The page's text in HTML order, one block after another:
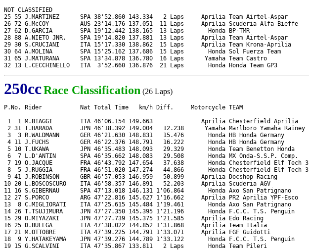
NOT CLASSIFIED
25 55 J.MARTINEZ      SPA 38'52.860 143.334   2 Laps     Aprilia Team Airtel-Aspar
26 72 G.McCOY         AUS 23'14.176 137.051  11 Laps     Aprilia Scuderia Alfa Bieffe
27 62 D.GARCIA        SPA 19'12.442 138.165  13 Laps       Honda BP-TMR
28 88 A.NIETO JNR.    SPA 19'14.820 137.881  13 Laps     Aprilia Team Airtel-Aspar
29 30 S.CRUCIANI      ITA 15'17.330 138.862  15 Laps     Aprilia Team Krona-Aprilia
30 64 A.MOLINA        SPA 15'25.162 137.686  15 Laps       Honda Sol Fuerza Team
31 65 J.MATURANA      SPA 13'34.878 136.780  16 Laps      Yamaha Team Castro
32 13 L.CECCHINELLO   ITA  3'52.660 136.876  21 Laps       Honda Honda Team GP3
250ccRace Classification (26 Laps)
P.No. Rider           Nat Total Time   km/h Diff.     Motorcycle TEAM
1  1 M.BIAGGI        ITA 46'06.154 149.663              Aprilia Chesterfield Aprilia
2 31 T.HARADA        JPN 46'18.392 149.004   12.238      Yamaha Marlboro Yamaha Rainey
3  3 R.WALDMANN      GER 46'21.630 148.831   15.476       Honda HB Honda Germany
4 11 J.FUCHS         GER 46'22.376 148.791   16.222       Honda HB Honda Germany
5 10 T.UKAWA         JPN 46'35.483 148.093   29.329       Honda Team Benetton Honda
6  7 L.D'ANTIN       SPA 46'35.662 148.083   29.508       Honda MX Onda-S.S.P. Comp.
7 19 O.JACQUE        FRA 46'43.792 147.654   37.638       Honda Chesterfield Elf Tech 3
8  5 J.RUGGIA        FRA 46'51.020 147.274   44.866       Honda Chesterfield Elf Tech 3
9 41 J.ROBINSON      GBR 46'57.053 146.959   50.899     Aprilia Docshop Racing
10 20 L.BOSCOSCURO    ITA 46'58.357 146.891   52.203     Aprilia Scuderia AGV
11 16 S.GIBERNAU      SPA 47'13.018 146.131 1'06.864       Honda Axo San Patrignano
12 27 S.PORCO         ARG 47'22.816 145.627 1'16.662     Aprilia PR2 Aprilia YPF-Esco
13  8 C.MIGLIORATI    ITA 47'25.615 145.484 1'19.461       Honda Axo San Patrignano
14 26 T.TSUJIMURA     JPN 47'27.350 145.395 1'21.196       Honda F.C.C. T.S. Penguin
15 29 O.MIYAZAKI      JPN 47'27.739 145.375 1'21.585     Aprilia Edo Racing
16 25 D.BULEGA        ITA 47'38.022 144.852 1'31.868     Aprilia Team Italia
17 21 M.OTTOBRE       ITA 47'39.225 144.791 1'33.071     Aprilia FGF Guidotti
18  9 Y.HATAKEYAMA    JPN 47'39.276 144.789 1'33.122       Honda F.C.C. T.S. Penguin
19 15 G.SCALVINI      ITA 47'35.867 133.811   2 Laps       Honda Team Pileri